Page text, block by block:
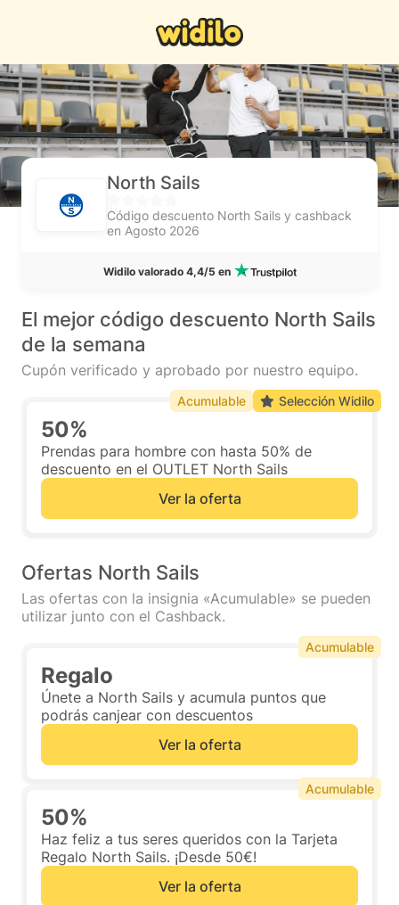
North Sails
Código descuento North Sails y cashback
en Agosto 2026
Widilo valorado 4,4/5 en
El mejor código descuento North Sails
de la semana
Cupón verificado y aprobado por nuestro equipo.
50%
Prendas para hombre con hasta 50% de
descuento en el OUTLET North Sails
Ver la oferta
Acumulable Selección Widilo
Ofertas North Sails
Las ofertas con la insignia «Acumulable» se pueden
utilizar junto con el Cashback.
Regalo
Únete a North Sails y acumula puntos que
podrás canjear con descuentos
Ver la oferta
Acumulable
50%
Haz feliz a tus seres queridos con la Tarjeta
Regalo North Sails. ¡Desde 50€!
Ver la oferta
Acumulable